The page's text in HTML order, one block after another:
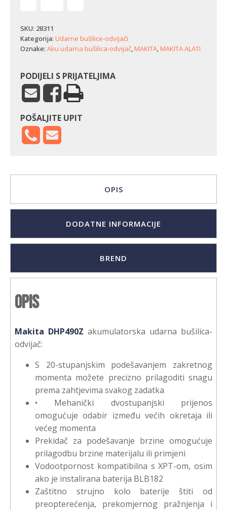
odvijač
Makita
DHP490Z
SKU: 28311
Kategorija: Udarne bušilice-odvijači
Oznake: Aku udarna bušilica-odvijač,MAKITA,MAKITA ALATI
PODIJELI S PRIJATELJIMA
POŠALJITE UPIT
OPIS
DODATNE INFORMACIJE
BREND
Opis
Makita DHP490Z akumulatorska udarna bušilica-
odvijač:
S 20-stupanjskim podešavanjem zakretnog
momenta možete precizno prilagoditi snagu
prema zahtjevima svakog zadatka
• Mehanički dvostupanjski prijenos
omogućuje odabir između većih okretaja ili
većeg momenta
Prekidač za podešavanje brzine omogućuje
prilagodbu brzine materijalu ili primjeni
Vodootpornost kompatibilna s XPT-om, osim
ako je instalirana baterija BLB182
Zaštitno strujno kolo baterije štiti od
preopterećenja, prekomjernog pražnjenja i